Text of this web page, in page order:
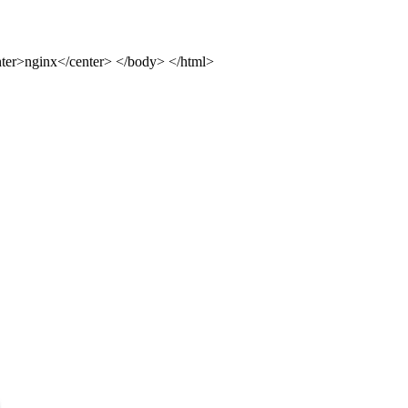
center> </body> </html>